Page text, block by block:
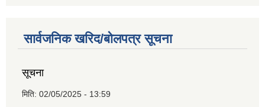
सार्वजनिक खरिद/बोलपत्र सूचना
सूचना
मिति: 02/05/2025 - 13:59